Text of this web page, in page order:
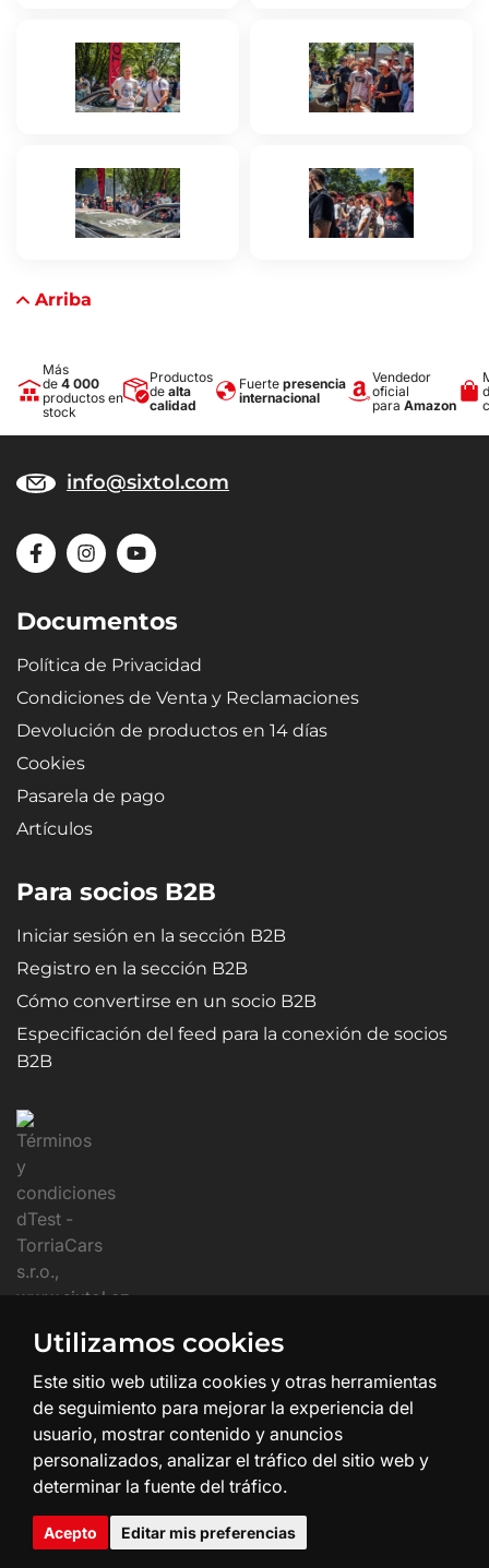
Arriba
Más
de 4 000
productos en
stock
Productos
de alta
calidad
Fuerte presencia
internacional
Vendedor
oficial
para Amazon
info@sixtol.com
Documentos
Política de Privacidad
Condiciones de Venta y Reclamaciones
Devolución de productos en 14 días
Cookies
Pasarela de pago
Artículos
Para socios B2B
Iniciar sesión en la sección B2B
Registro en la sección B2B
Cómo convertirse en un socio B2B
Especificación del feed para la conexión de socios
B2B
© 2026 SIXTOLTodos los derechos reservados.
Utilizamos cookies
Este sitio web utiliza cookies y otras herramientas
de seguimiento para mejorar la experiencia del
usuario, mostrar contenido y anuncios
personalizados, analizar el tráfico del sitio web y
determinar la fuente del tráfico.
Acepto Editar mis preferencias